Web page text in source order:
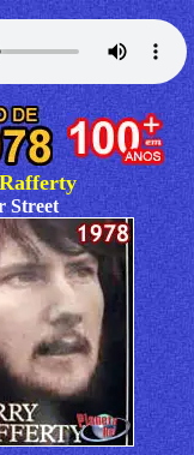
Street